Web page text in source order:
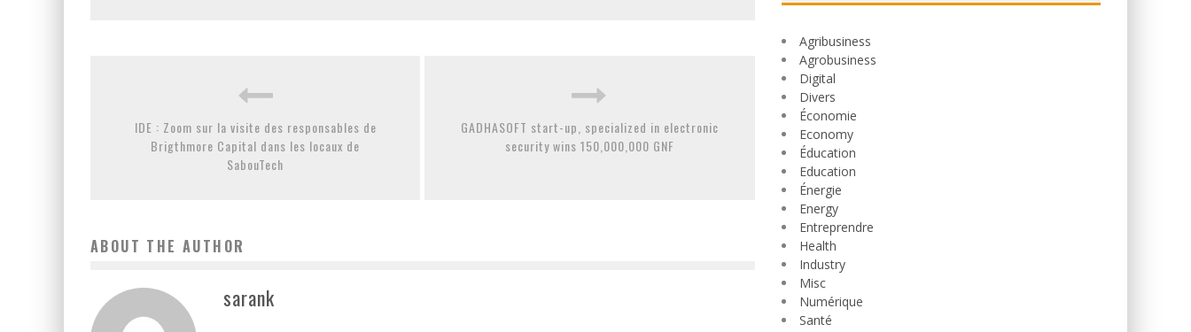
IDE : Zoom sur la visite des responsables de
Brigthmore Capital dans les locaux de
SabouTech
GADHASOFT start-up, specialized in electronic
security wins 150,000,000 GNF
ABOUT THE AUTHOR
sarank
Agribusiness
Agrobusiness
Digital
Divers
Économie
Economy
Éducation
Education
Énergie
Energy
Entreprendre
Health
Industry
Misc
Numérique
Santé